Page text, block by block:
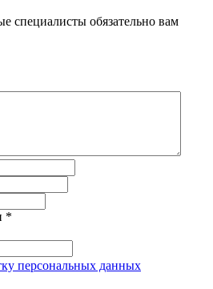
специалисты обязательно вам
*
персональных данных